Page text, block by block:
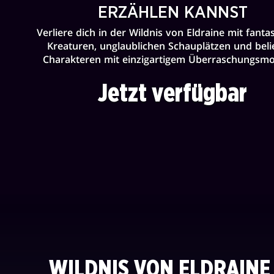
ERZÄHLEN KANNST
Verliere dich in der Wildnis von Eldraine mit
Kreaturen, unglaublichen Schauplätzen und
Charakteren mit einzigartigem
Jetzt verfügbar